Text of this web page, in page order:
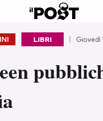
LIBRI Giovedì